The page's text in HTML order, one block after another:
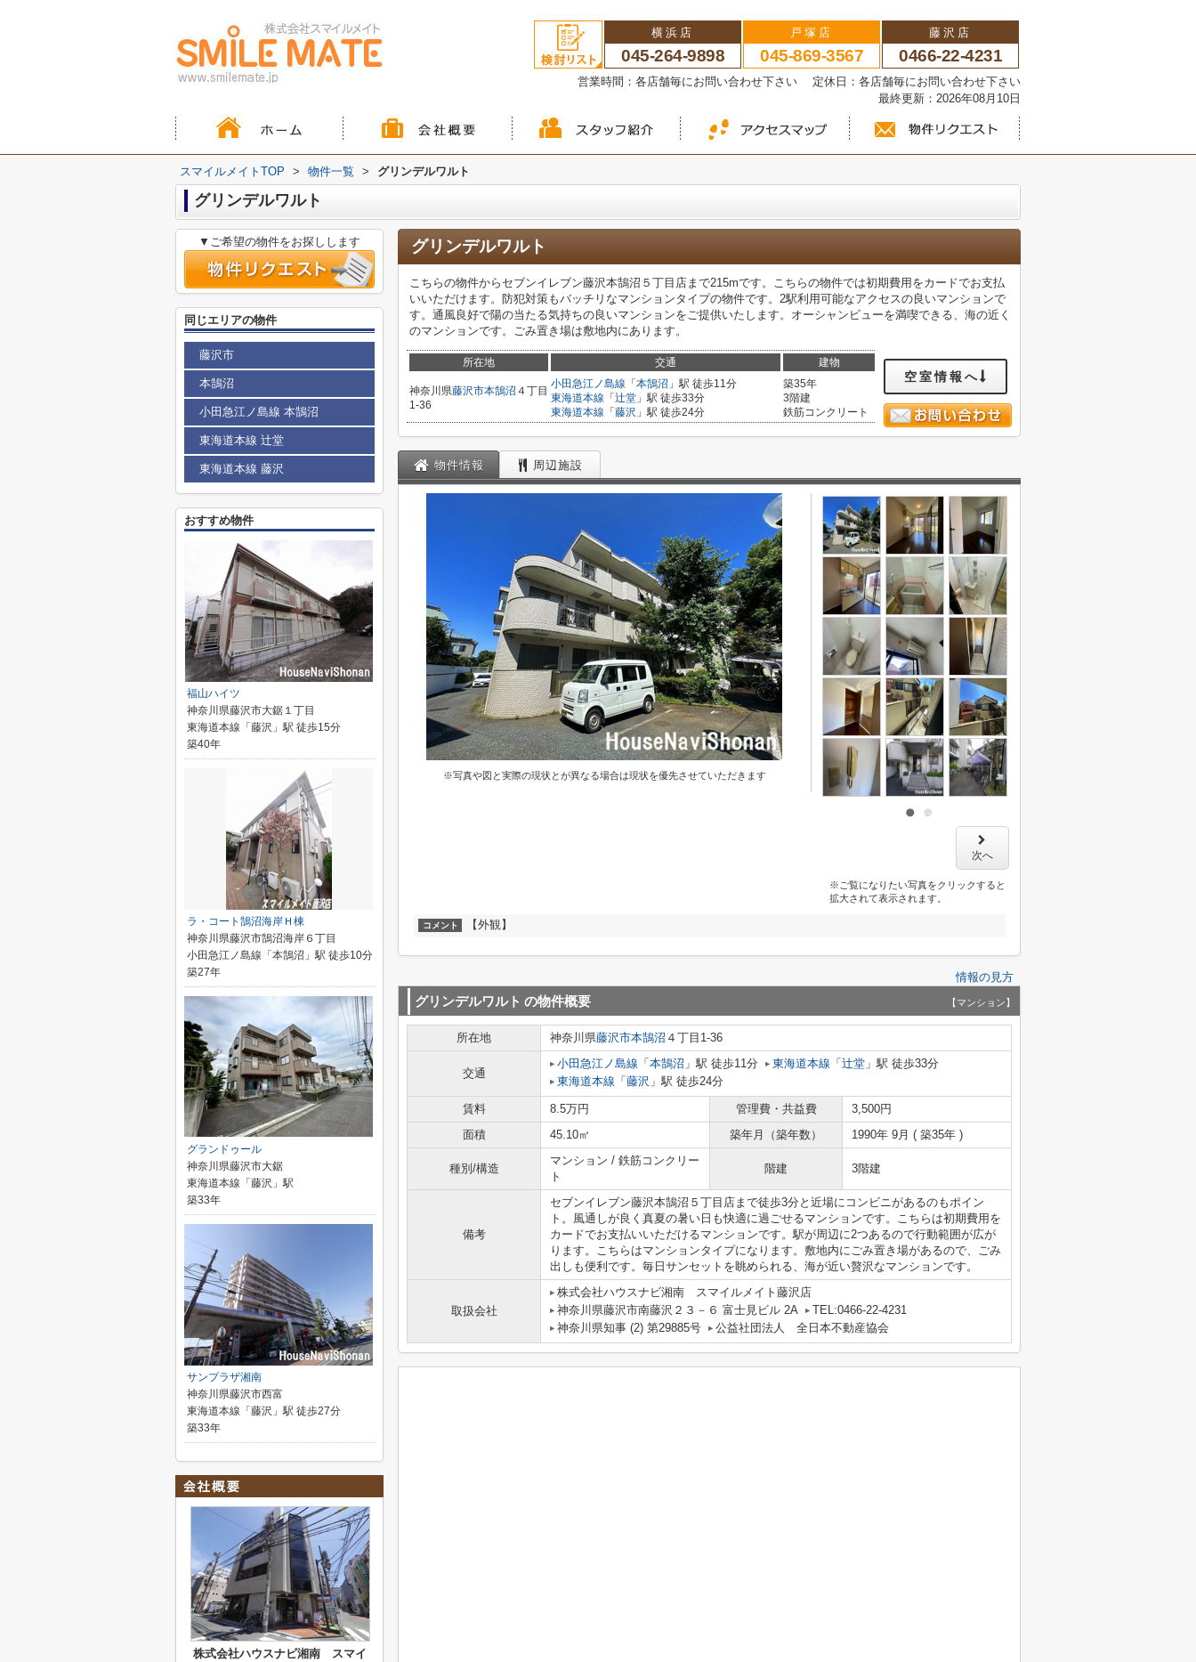
横浜店
045-264-9898
戸塚店
045-869-3567
藤沢店
0466-22-4231
営業時間：各店舗毎にお問い合わせ下さい 定休日：各店舗毎にお問い合わせ下さい
最終更新：2026年08月10日
スマイルメイトTOP > 物件一覧 > グリンデルワルト
グリンデルワルト
グリンデルワルト
こちらの物件からセブンイレブン藤沢本鵠沼５丁目店まで215mです。こちらの物件では初期費用をカードでお支払
いいただけます。防犯対策もバッチリなマンションタイプの物件です。2駅利用可能なアクセスの良いマンションで
す。通風良好で陽の当たる気持ちの良いマンションをご提供いたします。オーシャンビューを満喫できる、海の近く
のマンションです。ごみ置き場は敷地内にあります。
所在地 交通 建物
神奈川県藤沢市本鵠沼 ４丁目
1-36
小田急江ノ島線 「 本鵠沼 」駅 徒歩11分
東海道本線 「 辻堂 」駅 徒歩33分
東海道本線 「 藤沢 」駅 徒歩24分
築35年
3階建
鉄筋コンクリート
空室情報へ
物件情報 周辺施設
※写真や図と実際の現状とが異なる場合は現状を優先させていただきます
次へ
※ご覧になりたい写真をクリックすると
拡大されて表示されます。
コメント 【外観】
情報の見方
グリンデルワルト の物件概要 【マンション】
所在地 神奈川県藤沢市本鵠沼 ４丁目1-36
交通
小田急江ノ島線 「 本鵠沼 」駅 徒歩11分 東海道本線 「 辻堂 」駅 徒歩33分
東海道本線 「 藤沢 」駅 徒歩24分
賃料 8.5万円 管理費・共益費
3,500円
面積
45.10㎡ 築年月（築年数） 1990年 9月 ( 築35年 )
種別/構造
マンション / 鉄筋コンクリー
ト
階建 3階建
備考
セブンイレブン藤沢本鵠沼５丁目店まで徒歩3分と近場にコンビニがあるのもポイン
ト。風通しが良く真夏の暑い日も快適に過ごせるマンションです。こちらは初期費用を
カードでお支払いいただけるマンションです。駅が周辺に2つあるので行動範囲が広が
ります。こちらはマンションタイプになります。敷地内にごみ置き場があるので、ごみ
出しも便利です。毎日サンセットを眺められる、海が近い贅沢なマンションです。
取扱会社
株式会社ハウスナビ湘南 スマイルメイト藤沢店
神奈川県藤沢市南藤沢２３－６ 富士見ビル 2A
TEL:0466-22-4231
神奈川県知事 (2) 第29885号
公益社団法人 全日本不動産協会
▼ご希望の物件をお探しします
同じエリアの物件
藤沢市
本鵠沼
小田急江ノ島線 本鵠沼
東海道本線 辻堂
東海道本線 藤沢
おすすめ物件
福山ハイツ
神奈川県藤沢市大鋸１丁目
東海道本線「藤沢」駅 徒歩15分
築40年
ラ・コート鵠沼海岸Ｈ棟
神奈川県藤沢市鵠沼海岸６丁目
小田急江ノ島線「本鵠沼」駅 徒歩10分
築27年
グランドゥール
神奈川県藤沢市大鋸
東海道本線「藤沢」駅
築33年
サンプラザ湘南
神奈川県藤沢市西富
東海道本線「藤沢」駅 徒歩27分
築33年
株式会社ハウスナビ湘南 スマイ